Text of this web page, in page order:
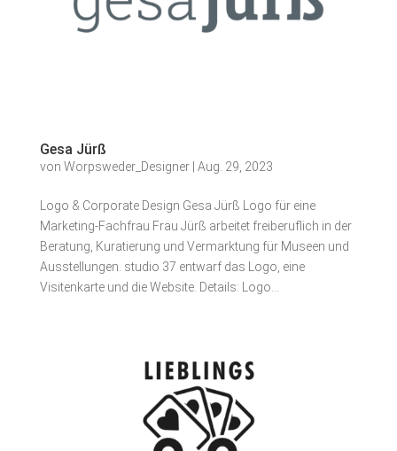
Gesa Jürß
von Worpsweder_Designer| Aug. 29, 2023
Logo & Corporate Design Gesa Jürß Logo für eine
Marketing-Fachfrau Frau Jürß arbeitet freiberuflich in der
Beratung, Kuratierung und Vermarktung für Museen und
Ausstellungen. studio 37 entwarf das Logo, eine
Visitenkarte und die Website. Details: Logo...